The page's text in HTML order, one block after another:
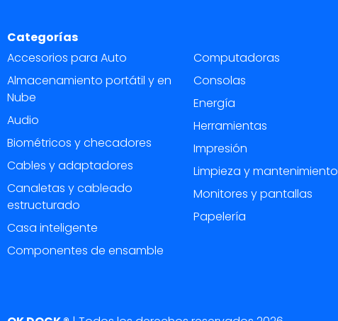
Categorías
Accesorios para Auto
Almacenamiento portátil y en
Nube
Audio
Biométricos y checadores
Cables y adaptadores
Canaletas y cableado
estructurado
Casa inteligente
Componentes de ensamble
Computadoras
Consolas
Energía
Herramientas
Impresión
Limpieza y mantenimiento
Monitores y pantallas
Papelería